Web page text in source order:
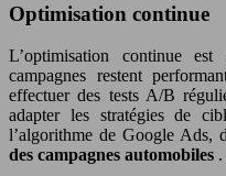
Optimisation continue
L’optimisation continue
campagnes restent
effectuer des tests A/B
adapter les stratégies de
l’algorithme de Google Ads,
des campagnes automobiles .